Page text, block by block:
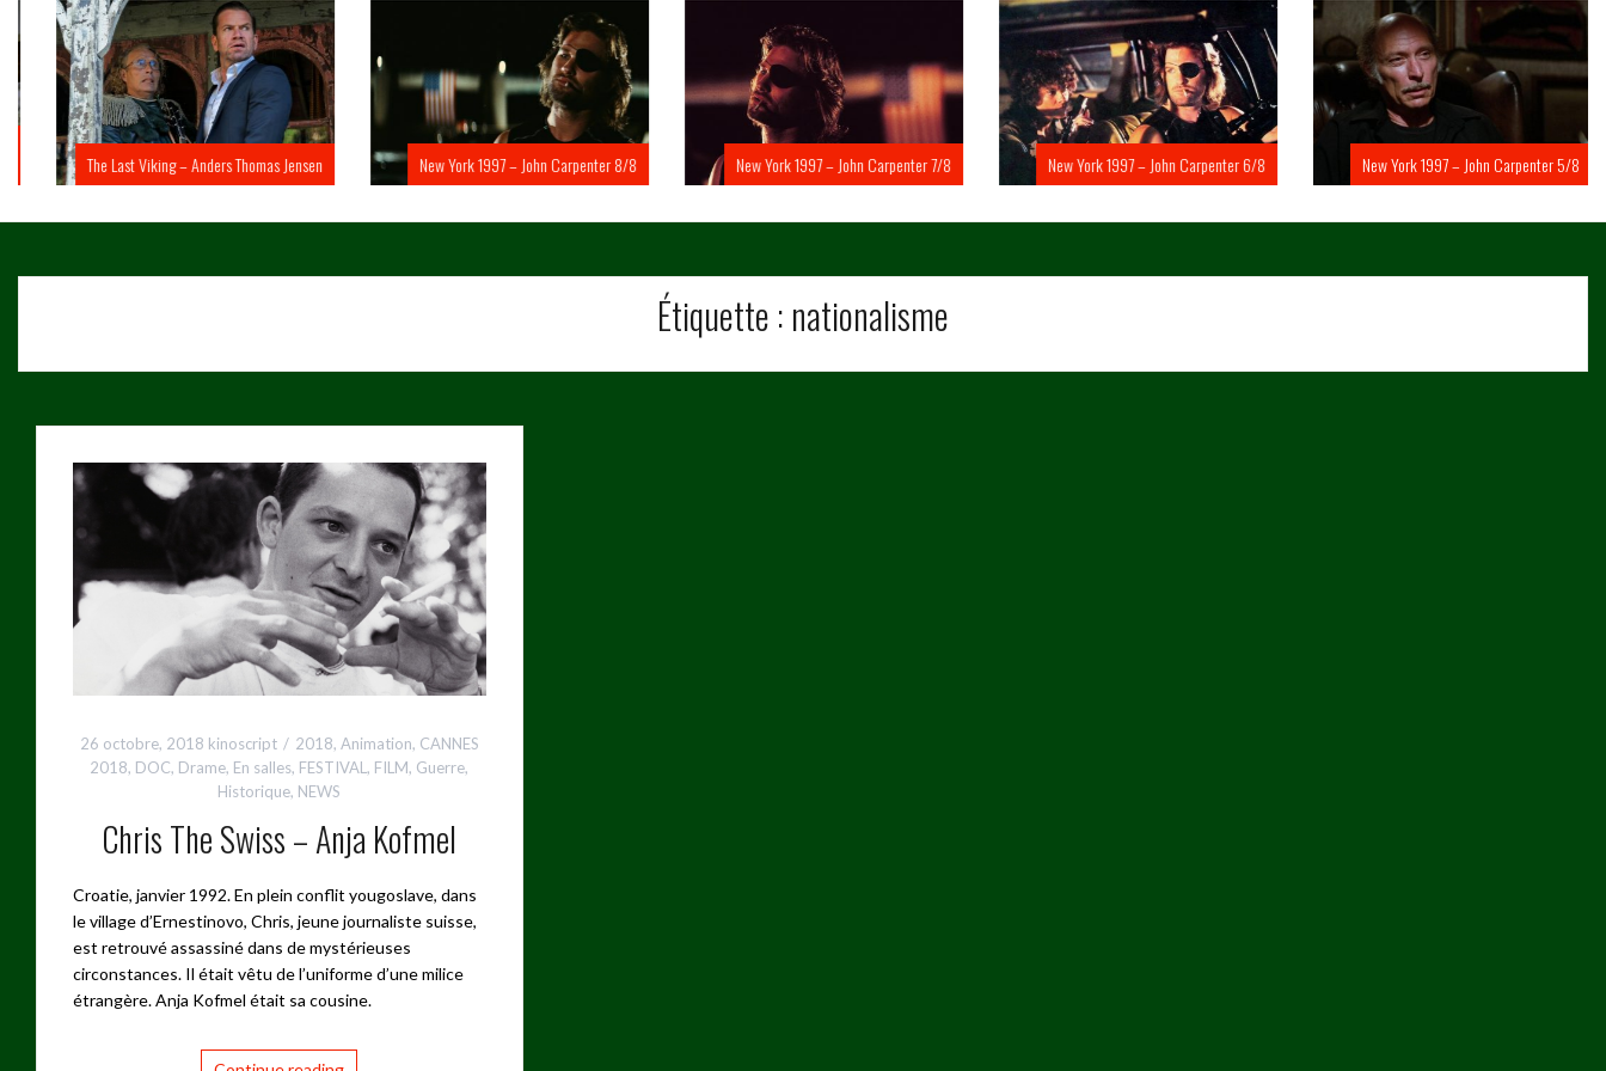
The Last Viking – Anders Thomas Jensen New York 1997 – John Carpenter 8/8 New York 1997 – John Carpenter 7/8 New York 1997 – John Carpenter 6/8 New York 1997 – John Carpenter 5/8
Étiquette : nationalisme
26 octobre, 2018 kinoscript 2018, Animation, CANNES
2018, DOC, Drame, En salles, FESTIVAL, FILM, Guerre,
Historique, NEWS
Chris The Swiss – Anja Kofmel
Croatie, janvier 1992. En plein conflit yougoslave, dans
le village d’Ernestinovo, Chris, jeune journaliste suisse,
est retrouvé assassiné dans de mystérieuses
circonstances. Il était vêtu de l’uniforme d’une milice
étrangère. Anja Kofmel était sa cousine.